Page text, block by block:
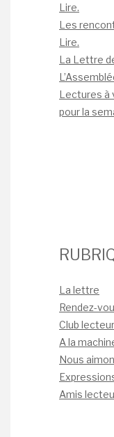
Lire.
Les
Lire.
La Lettre
Lectures à
pour la
La lettre
Rendez-
Club
A la
Nous
Amis